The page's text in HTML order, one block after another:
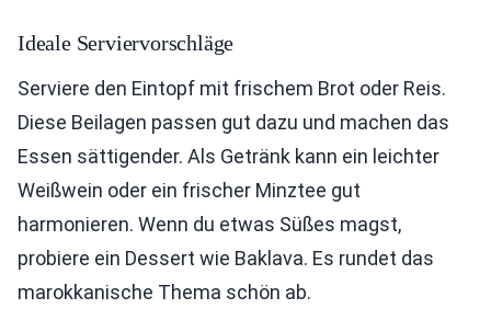
Ideale Serviervorschläge
Serviere den Eintopf mit frischem Brot oder Reis.
Diese Beilagen passen gut dazu und machen das
Essen sättigender. Als Getränk kann ein leichter
Weißwein oder ein frischer Minztee gut
harmonieren. Wenn du etwas Süßes magst,
probiere ein Dessert wie Baklava. Es rundet das
marokkanische Thema schön ab.